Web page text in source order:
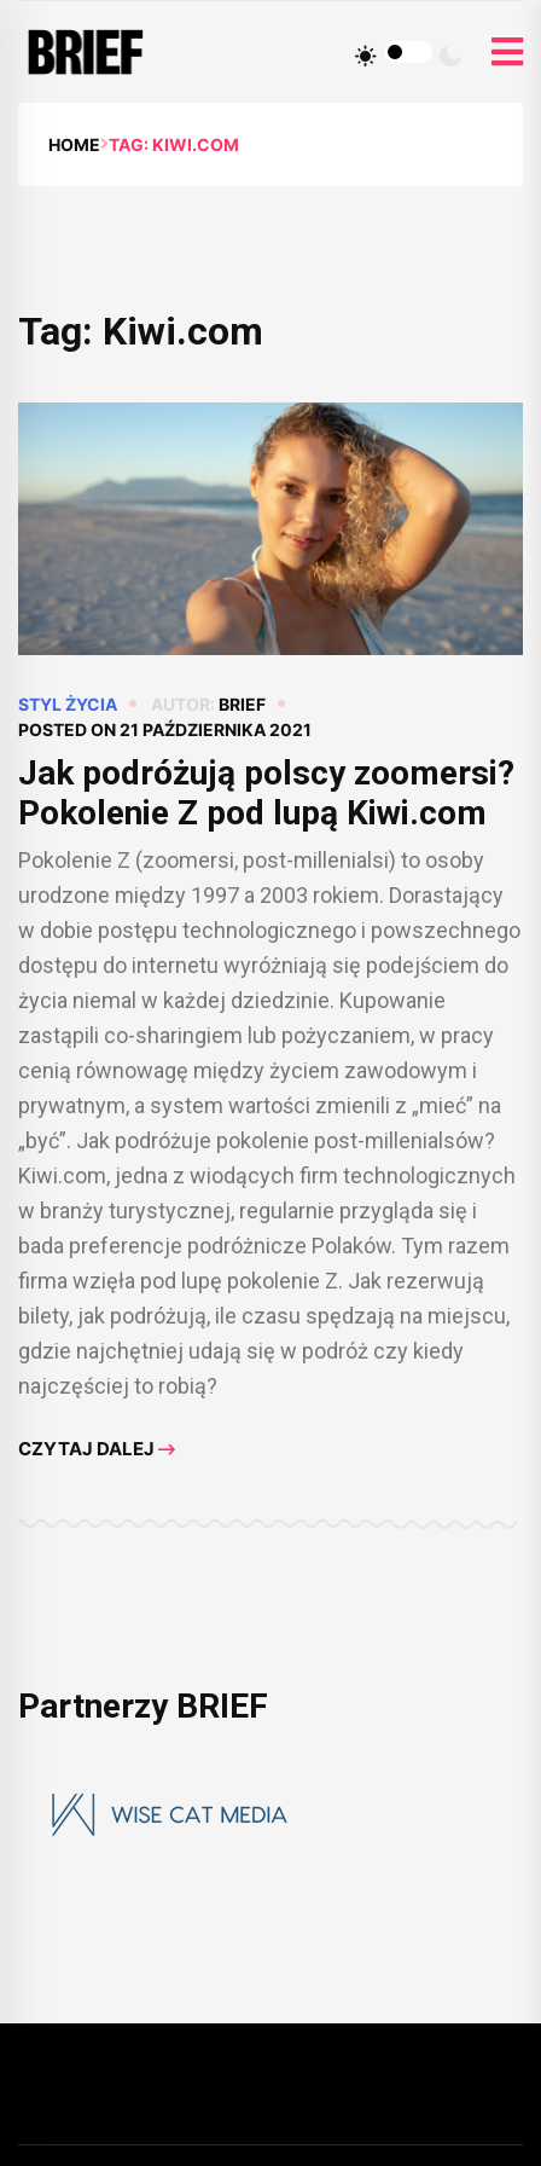
HOME TAG: KIWI.COM
Tag: Kiwi.com
STYL ŻYCIA AUTOR: BRIEF
POSTED ON21 PAŹDZIERNIKA 2021
Jak podróżują polscy zoomersi?
Pokolenie Z pod lupą Kiwi.com
Pokolenie Z (zoomersi, post-millenialsi) to osoby
urodzone między 1997 a 2003 rokiem. Dorastający
w dobie postępu technologicznego i powszechnego
dostępu do internetu wyróżniają się podejściem do
życia niemal w każdej dziedzinie. Kupowanie
zastąpili co-sharingiem lub pożyczaniem, w pracy
cenią równowagę między życiem zawodowym i
prywatnym, a system wartości zmienili z „mieć” na
„być”. Jak podróżuje pokolenie post-millenialsów?
Kiwi.com, jedna z wiodących firm technologicznych
w branży turystycznej, regularnie przygląda się i
bada preferencje podróżnicze Polaków. Tym razem
firma wzięła pod lupę pokolenie Z. Jak rezerwują
bilety, jak podróżują, ile czasu spędzają na miejscu,
gdzie najchętniej udają się w podróż czy kiedy
najczęściej to robią?
CZYTAJ DALEJ
Partnerzy BRIEF